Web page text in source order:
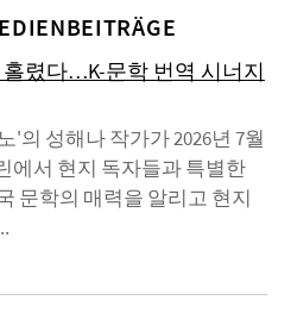
렸다…K-문학 번역 시너지
'의 성해나 작가가 2026년 7월
에서 현지 독자들과 특별한
문학의 매력을 알리고 현지